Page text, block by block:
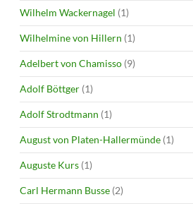
Wilhelm Wackernagel (1)
Wilhelmine von Hillern (1)
Adelbert von Chamisso (9)
Adolf Böttger (1)
Adolf Strodtmann (1)
August von Platen-Hallermünde (1)
Auguste Kurs (1)
Carl Hermann Busse (2)